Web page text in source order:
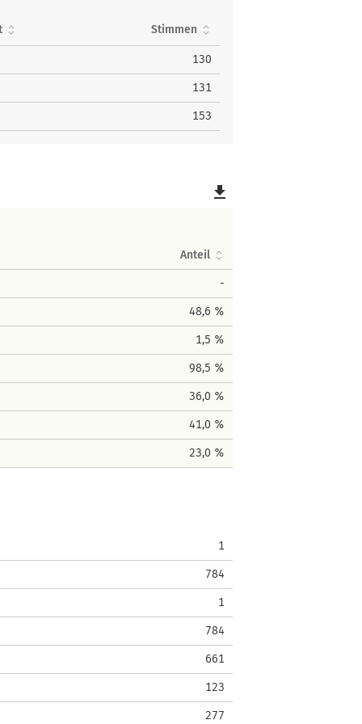
Stimmen
130
131
153
file_download
Anteil
-
48,6 %
1,5 %
98,5 %
36,0 %
41,0 %
23,0 %
1
784
1
784
661
123
277